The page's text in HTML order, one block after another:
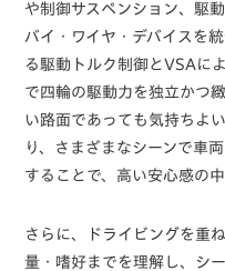
や制御サスペンション、駆
バイ・ワイヤ・デバイスを
る駆動トルク制御とVSAに
で四輪の駆動力を独立かつ
い路面であっても気持ちよ
り、さまざまなシーンで車
することで、高い安心感の
さらに、ドライビングを重
量・嗜好までを理解し、シ